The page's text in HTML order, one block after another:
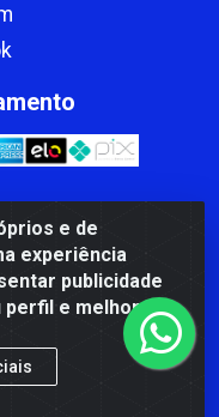
e de
experiência
publicidade
perfil e melhorar a
Matriz - av Mauro
, Cachoeiro de
00.502.680/0001-41